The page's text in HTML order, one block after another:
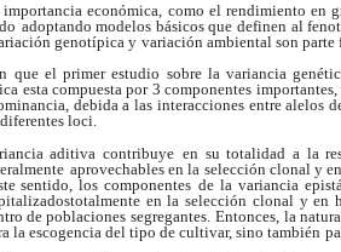
económica, como el rendimiento en
adoptando modelos básicos que definen al
genotípica y variación ambiental son
que el primer estudio sobre la variancia
esta compuesta por 3 componentes importantes,
debida a las interacciones entre alelos
loci.
aditiva contribuye en su totalidad a la
aprovechables en la selección clonal y
sentido, los componentes de la variancia
en la selección clonal y en
de poblaciones segregantes. Entonces, la
la escogencia del tipo de cultivar, sino también